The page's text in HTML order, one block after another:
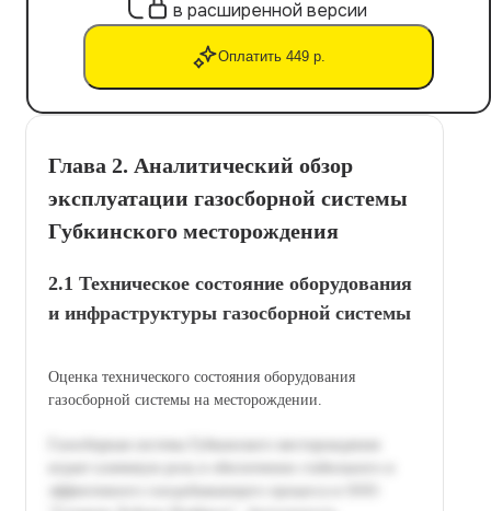
в расширенной версии
Оплатить 449 р.
Глава 2. Аналитический обзор
эксплуатации газосборной системы
Губкинского месторождения
2.1 Техническое состояние оборудования
и инфраструктуры газосборной системы
Оценка технического состояния оборудования
газосборной системы на месторождении.